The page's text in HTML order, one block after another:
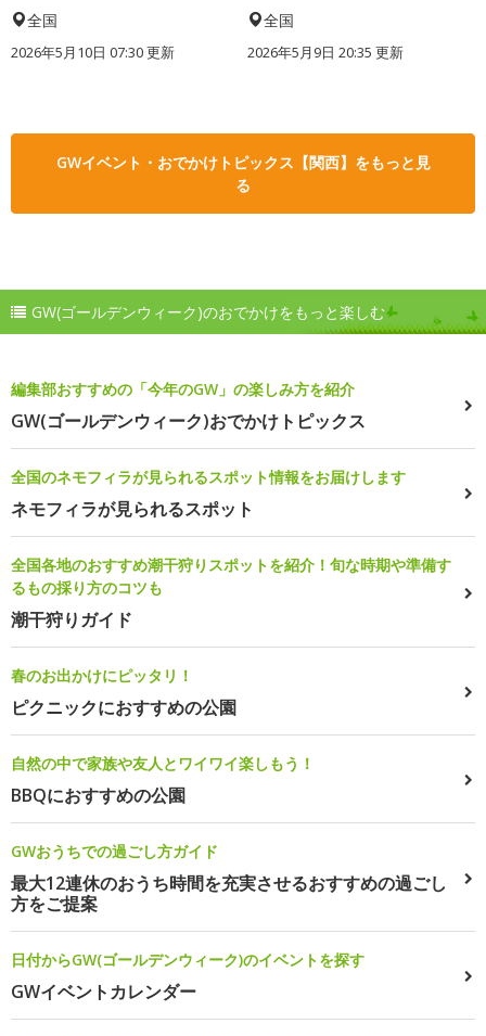
全国
2026年5月10日 07:30 更新
全国
2026年5月9日 20:35 更新
GWイベント・おでかけトピックス【関西】をもっと見
る
GW(ゴールデンウィーク)のおでかけをもっと楽しむ
編集部おすすめの「今年のGW」の楽しみ方を紹介
GW(ゴールデンウィーク)おでかけトピックス
全国のネモフィラが見られるスポット情報をお届けします
ネモフィラが見られるスポット
全国各地のおすすめ潮干狩りスポットを紹介！旬な時期や準備す
るもの採り方のコツも
潮干狩りガイド
春のお出かけにピッタリ！
ピクニックにおすすめの公園
自然の中で家族や友人とワイワイ楽しもう！
BBQにおすすめの公園
GWおうちでの過ごし方ガイド
最大12連休のおうち時間を充実させるおすすめの過ごし
方をご提案
日付からGW(ゴールデンウィーク)のイベントを探す
GWイベントカレンダー